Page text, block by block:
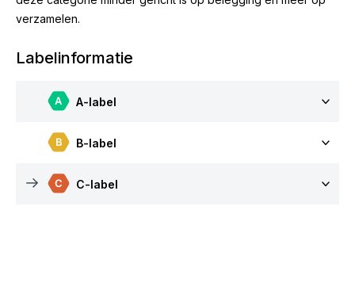
verzamelen.
Labelinformatie
A-label
B-label
C-label